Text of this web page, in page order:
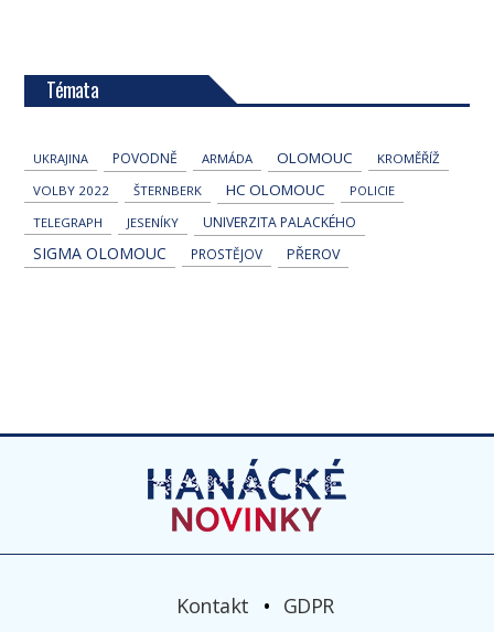
Témata
UKRAJINA POVODNĚ ARMÁDA OLOMOUC
KROMĚŘÍŽ
VOLBY 2022
ŠTERNBERK HC OLOMOUC
POLICIE
TELEGRAPH
JESENÍKY UNIVERZITA PALACKÉHO
SIGMA OLOMOUC PROSTĚJOV PŘEROV
Kontakt GDPR